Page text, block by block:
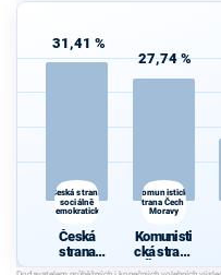
31,41 %
Česká strana
sociálně
demokratická
Česká
strana
sociálně
27,74 %
Komunistická
strana Čech a
Moravy
Komunisti
cká strana
Čech a